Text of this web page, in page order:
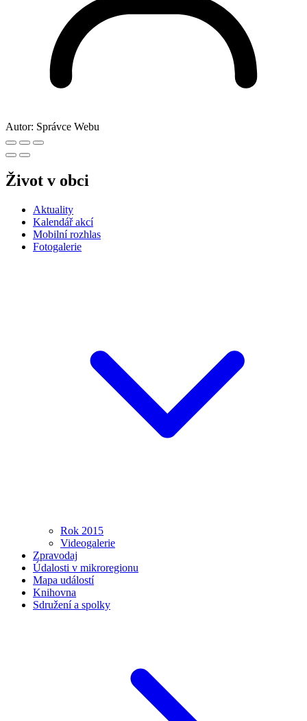
Autor: Správce Webu
Život v obci
Aktuality
Kalendář akcí
Mobilní rozhlas
Fotogalerie
Rok 2015
Videogalerie
Zpravodaj
Údalosti v mikroregionu
Mapa událostí
Knihovna
Sdružení a spolky